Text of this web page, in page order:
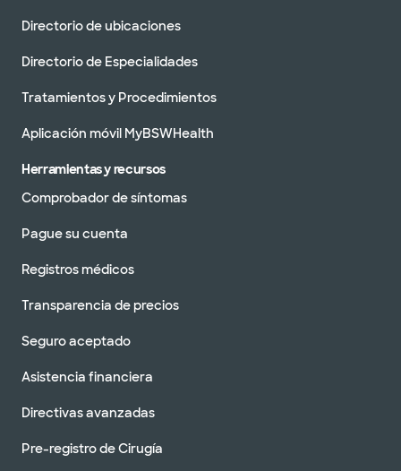
Directorio de ubicaciones
Directorio de Especialidades
Tratamientos y Procedimientos
Aplicación móvil MyBSWHealth
Herramientas y recursos
Comprobador de síntomas
Pague su cuenta
Registros médicos
Transparencia de precios
Seguro aceptado
Asistencia financiera
Directivas avanzadas
Pre-registro de Cirugía